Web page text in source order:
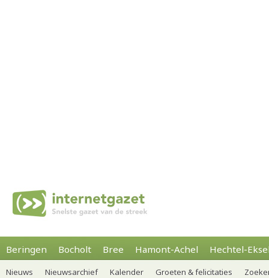
Beringen Bocholt Bree Hamont-Achel Hechtel-
Nieuws Nieuwsarchief Kalender Groeten & felicitaties